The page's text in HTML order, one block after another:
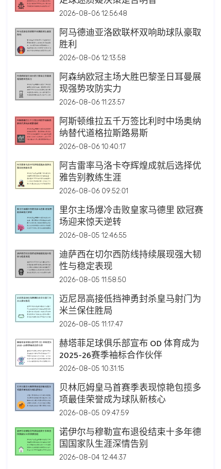
2026-08-06 12:56:48
阿马德迪亚洛欧联杯双响助球队豪取
胜利
2026-08-06 12:13:58
阿森纳欧冠主场大胜巴黎圣日耳曼展
现强势攻防实力
2026-08-06 11:23:57
阿斯顿维拉五千万签比利时中场奥纳
纳替代道格拉斯路易斯
2026-08-06 10:40:17
阿吉雷率马洛卡夺辉煌成就后选择优
雅告别教练生涯
2026-08-06 09:52:01
里尔主场爆冷击败皇家马德里 欧冠赛
场迎来惊天逆转
2026-08-05 12:46:55
迪萨西在切尔西防线持续展现强大韧
性与稳定表现
2026-08-05 11:58:50
迈尼昂高接低挡神勇封杀皇马射门为
米兰保住胜局
2026-08-05 11:17:47
赫塔菲足球俱乐部宣布 OD 体育成为
2025-26赛季袖标合作伙伴
2026-08-05 10:31:15
贝林厄姆皇马首赛季表现惊艳包揽多
项最佳荣誉成为球队新核心
2026-08-05 09:47:59
诺伊尔与穆勒宣布退役结束十多年德
国国家队生涯深情告别
2026-08-04 12:44:37